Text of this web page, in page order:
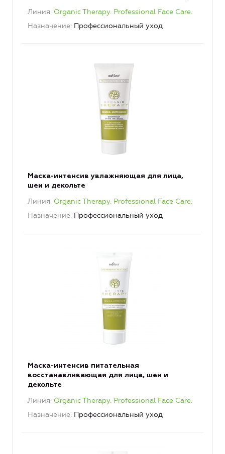
Линия Organic Therapy. Professional Face Care.
Назначение Профессиональный уход
Маска-интенсив увлажняющая для лица,
шеи и декольте
Линия Organic Therapy. Professional Face Care.
Назначение Профессиональный уход
Маска-интенсив питательная
восстанавливающая для лица, шеи и
декольте
Линия Organic Therapy. Professional Face Care.
Назначение Профессиональный уход